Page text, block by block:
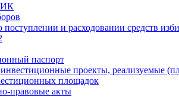
поступлении и расходовании средств
паспорт
проекты, реализуемые
площадок
правовые акты